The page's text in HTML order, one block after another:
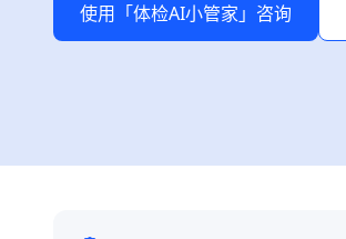
使用「体检AI小管家」咨询